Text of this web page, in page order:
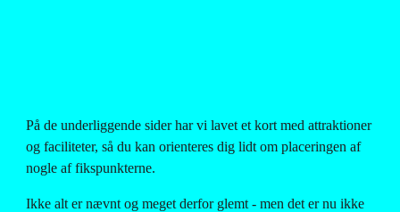
På de underliggende sider har vi lavet et kort med attraktioner
og faciliteter, så du kan orienteres dig lidt om placeringen af
nogle af fikspunkterne.
Ikke alt er nævnt og meget derfor glemt - men det er nu ikke